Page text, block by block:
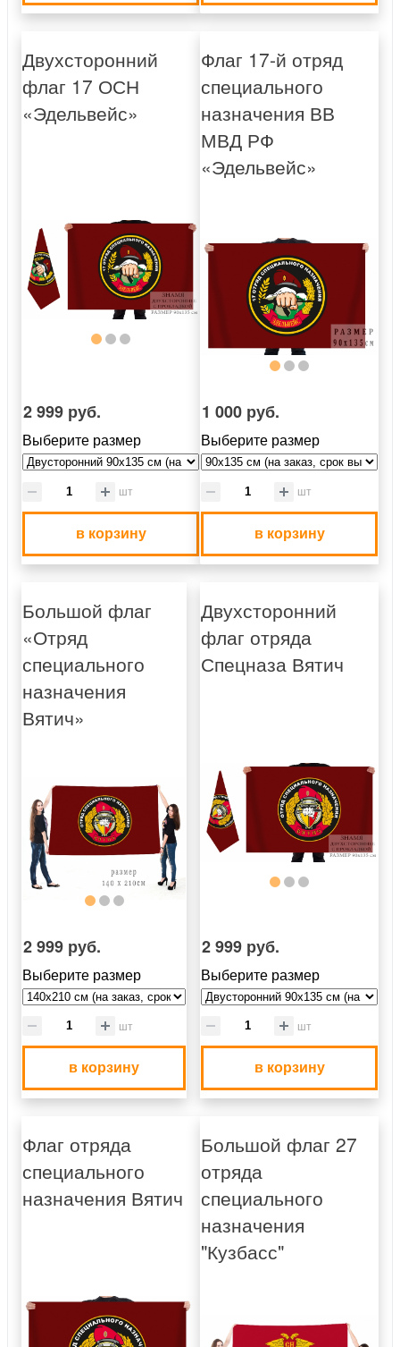
Двухсторонний
флаг 17 ОСН
«Эдельвейс»
2 999 руб.
Выберите размер
шт
в корзину
Флаг 17-й отряд
специального
назначения ВВ
МВД РФ
«Эдельвейс»
1 000 руб.
Выберите размер
шт
в корзину
Большой флаг
«Отряд
специального
назначения
Вятич»
2 999 руб.
Выберите размер
шт
в корзину
Двухсторонний
флаг отряда
Спецназа Вятич
2 999 руб.
Выберите размер
шт
в корзину
Флаг отряда
специального
назначения Вятич
Большой флаг 27
отряда
специального
назначения
"Кузбасс"